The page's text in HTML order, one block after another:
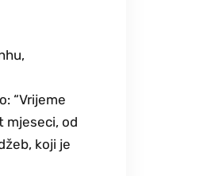
“Vrijeme
mjeseci, od
koji je